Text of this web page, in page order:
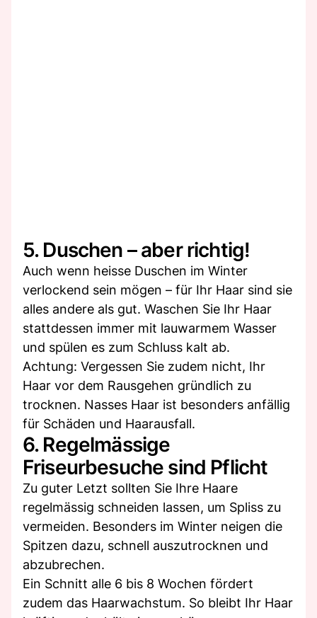
5. Duschen – aber richtig!
Auch wenn heisse Duschen im Winter
verlockend sein mögen – für Ihr Haar sind sie
alles andere als gut. Waschen Sie Ihr Haar
stattdessen immer mit lauwarmem Wasser
und spülen es zum Schluss kalt ab.
Achtung: Vergessen Sie zudem nicht, Ihr
Haar vor dem Rausgehen gründlich zu
trocknen. Nasses Haar ist besonders anfällig
für Schäden und Haarausfall.
6. Regelmässige
Friseurbesuche sind Pflicht
Zu guter Letzt sollten Sie Ihre Haare
regelmässig schneiden lassen, um Spliss zu
vermeiden. Besonders im Winter neigen die
Spitzen dazu, schnell auszutrocknen und
abzubrechen.
Ein Schnitt alle 6 bis 8 Wochen fördert
zudem das Haarwachstum. So bleibt Ihr Haar